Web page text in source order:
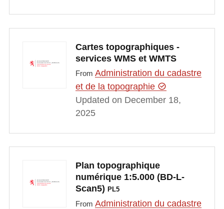
Cartes topographiques -
services WMS et WMTS
From Administration du cadastre
et de la topographie
Updated on December 18,
2025
Plan topographique
numérique 1:5.000 (BD-L-
Scan5) PL5
From Administration du cadastre